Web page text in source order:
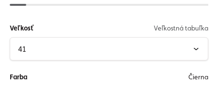
Veľkosť Veľkostná tabuľka
Farba Čierna